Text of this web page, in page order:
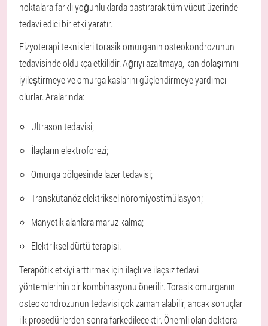
noktalara farklı yoğunluklarda bastırarak tüm vücut üzerinde
tedavi edici bir etki yaratır.
Fizyoterapi teknikleri torasik omurganın osteokondrozunun
tedavisinde oldukça etkilidir. Ağrıyı azaltmaya, kan dolaşımını
iyileştirmeye ve omurga kaslarını güçlendirmeye yardımcı
olurlar. Aralarında:
Ultrason tedavisi;
İlaçların elektroforezi;
Omurga bölgesinde lazer tedavisi;
Transkütanöz elektriksel nöromiyostimülasyon;
Manyetik alanlara maruz kalma;
Elektriksel dürtü terapisi.
Terapötik etkiyi arttırmak için ilaçlı ve ilaçsız tedavi
yöntemlerinin bir kombinasyonu önerilir. Torasik omurganın
osteokondrozunun tedavisi çok zaman alabilir, ancak sonuçlar
ilk prosedürlerden sonra farkedilecektir. Önemli olan doktora